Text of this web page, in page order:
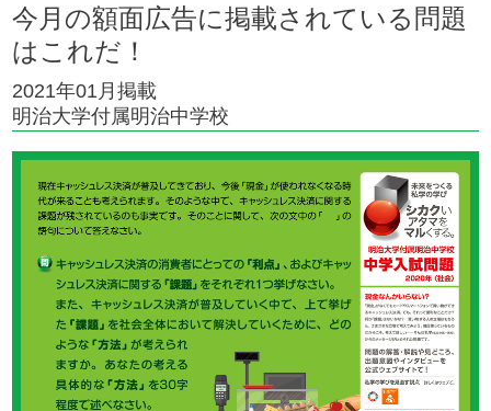
今月の額面広告に掲載されている問題
はこれだ！
2021年01月掲載
明治大学付属明治中学校